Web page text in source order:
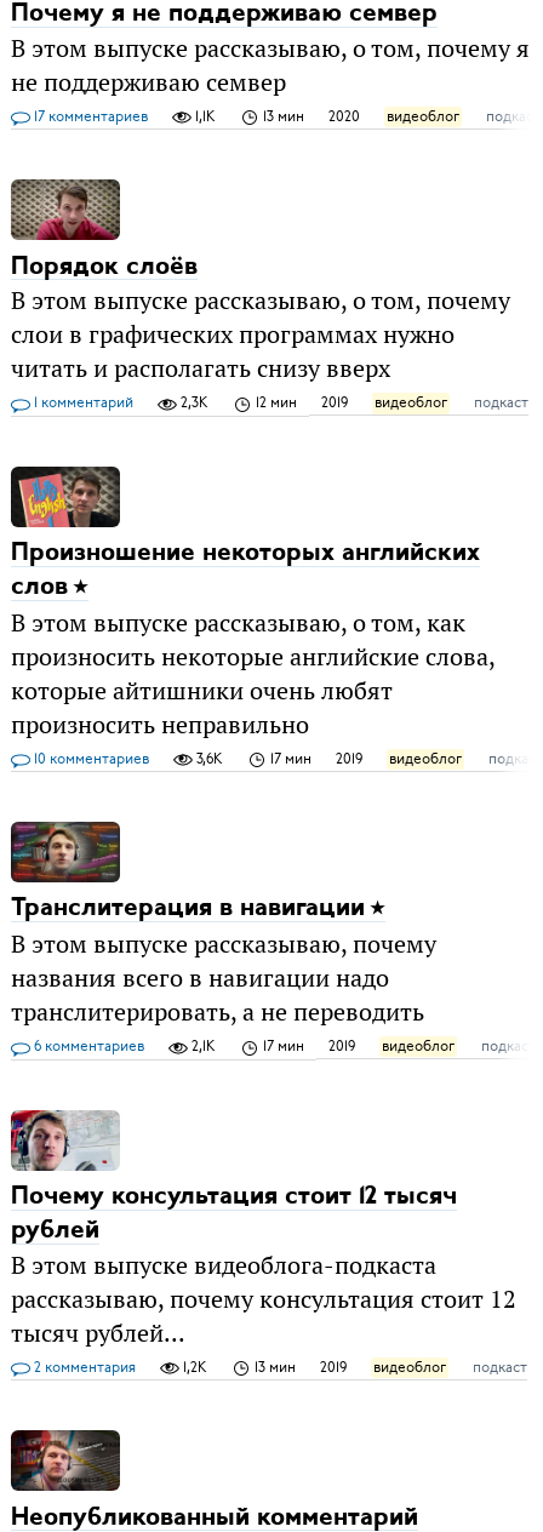
Почему я не поддерживаю семвер
В этом выпуске рассказываю, о том, почему я
не поддерживаю семвер
17 комментариев 1,1K 13 мин 2020 видеоблог подкаст
Порядок слоёв
В этом выпуске рассказываю, о том, почему
слои в графических программах нужно
читать и располагать снизу вверх
1 комментарий 2,3K 12 мин 2019 видеоблог подкаст
Произношение некоторых английских
слов
В этом выпуске рассказываю, о том, как
произносить некоторые английские слова,
которые айтишники очень любят
произносить неправильно
10 комментариев 3,6K 17 мин 2019 видеоблог подкаст
Транслитерация в навигации
В этом выпуске рассказываю, почему
названия всего в навигации надо
транслитерировать, а не переводить
6 комментариев 2,1K 17 мин 2019 видеоблог подкаст
Почему консультация стоит 12 тысяч
рублей
В этом выпуске видеоблога-подкаста
рассказываю, почему консультация стоит 12
тысяч рублей...
2 комментария 1,2K 13 мин 2019 видеоблог подкаст
Неопубликованный комментарий